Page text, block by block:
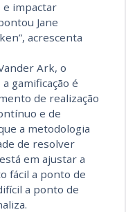
e impactar
Jane
acrescenta
Ark, o
gamificação é
de realização
e de
a metodologia
de resolver
em ajustar a
fácil a ponto de
a ponto de